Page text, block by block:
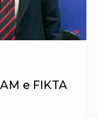
e FIKTA